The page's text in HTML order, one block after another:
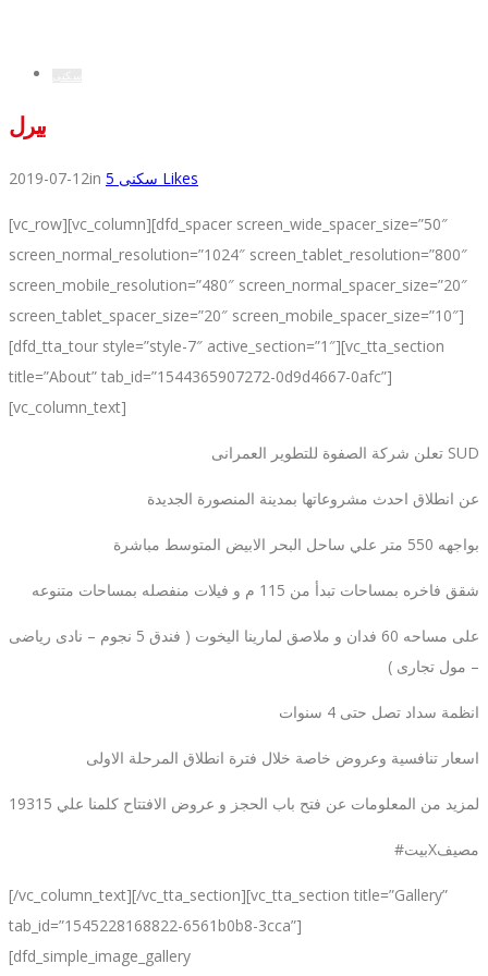
بيرل
2019-07-12in سكنى 5 Likes
[vc_row][vc_column][dfd_spacer screen_wide_spacer_size=”50″
screen_normal_resolution=”1024″ screen_tablet_resolution=”800″
screen_mobile_resolution=”480″ screen_normal_spacer_size=”20″
screen_tablet_spacer_size=”20″ screen_mobile_spacer_size=”10″]
[dfd_tta_tour style=”style-7″ active_section=”1″][vc_tta_section
title=”About” tab_id=”1544365907272-0d9d4667-0afc”]
[vc_column_text]
تعلن شركة الصفوة للتطوير العمرانى SUD
عن انطلاق احدث مشروعاتها بمدينة المنصورة الجديدة
بواجهه 550 متر علي ساحل البحر الابيض المتوسط مباشرة
شقق فاخره بمساحات تبدأ من 115 م و فيلات منفصله بمساحات متنوعه
على مساحه 60 فدان و ملاصق لمارينا اليخوت ( فندق 5 نجوم – نادى رياضى
– مول تجارى )
انظمة سداد تصل حتى 4 سنوات
اسعار تنافسية وعروض خاصة خلال فترة انطلاق المرحلة الاولى
لمزيد من المعلومات عن فتح باب الحجز و عروض الافتتاح كلمنا علي 19315
#بيتXمصيف
[/vc_column_text][/vc_tta_section][vc_tta_section title=”Gallery”
tab_id=”1545228168822-6561b0b8-3cca”]
[dfd_simple_image_gallery